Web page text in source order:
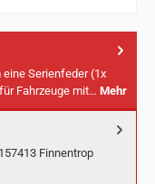
Serienfeder (1x
Fahrzeuge mit… Mehr
Finnentrop